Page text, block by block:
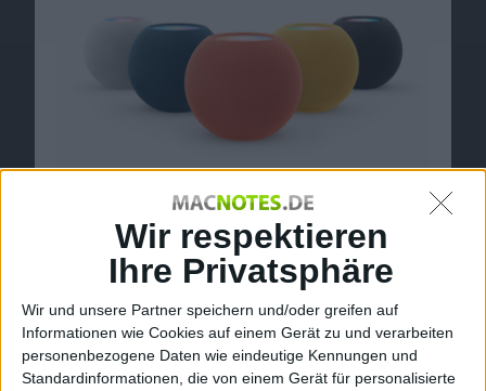
Wir respektieren
Ihre Privatsphäre
Wir und unsere Partner speichern und/oder greifen auf
Informationen wie Cookies auf einem Gerät zu und verarbeiten
personenbezogene Daten wie eindeutige Kennungen und
Standardinformationen, die von einem Gerät für personalisierte
iPhone 14 Pro (Max) von Apple
vorgestellt
08.09.2022